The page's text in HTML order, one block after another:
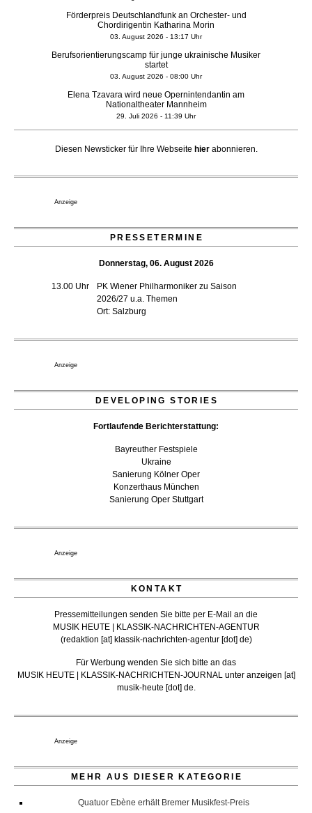
Förderpreis Deutschlandfunk an Orchester- und
Chordirigentin Katharina Morin
03. August 2026 - 13:17 Uhr
Berufsorientierungscamp für junge ukrainische Musiker
startet
03. August 2026 - 08:00 Uhr
Elena Tzavara wird neue Opernintendantin am
Nationaltheater Mannheim
29. Juli 2026 - 11:39 Uhr
geht 2027
Kammerorchester Heilbronn: Chefdirigent Risto Joost
20. Juli 2026 - 18:15 Uhr
Festspiele
Düsseldorfer Stadtrat beendet Pläne für Opernhaus-
Neubau
16. Juli 2026 - 22:49 Uhr
ausgezeichnet
Diesen Newsticker für Ihre Webseite hierabonnieren.
Anzeige
PRESSETERMINE
Donnerstag, 06. August 2026
13.00 Uhr
PK Wiener Philharmoniker zu Saison
2026/27 u.a. Themen
Ort: Salzburg
Anzeige
DEVELOPING STORIES
Fortlaufende Berichterstattung:
Bayreuther Festspiele
Ukraine
Sanierung Kölner Oper
Konzerthaus München
Sanierung Oper Stuttgart
Anzeige
KONTAKT
Pressemitteilungen senden Sie bitte per E-Mail an die
MUSIK HEUTE | KLASSIK-NACHRICHTEN-AGENTUR
(redaktion [at] klassik-nachrichten-agentur [dot] de)
Für Werbung wenden Sie sich bitte an das
MUSIK HEUTE | KLASSIK-NACHRICHTEN-JOURNAL unter anzeigen [at]
musik-heute [dot] de.
Anzeige
MEHR AUS DIESER KATEGORIE
Quatuor Ebène erhält Bremer Musikfest-Preis